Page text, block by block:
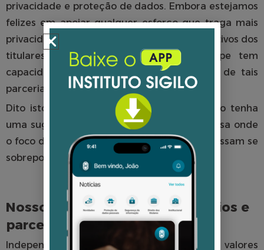
privacidade e proteção de dados. Embora estejamos
felizes em apoiar qualquer esforço que traga mais
privacidade e proteção de dados aos dispositivos dos
titulares de dados, nossa pequena equipe tem
capacidade muito limitada para participar de tais
parcerias.
Dito isto, não hesite em contactar-nos, caso tenha
uma sugestão de parceria específica e precisa onde
o foco do seu trabalho e o nosso trabalho possam se
sobrepor.
Nossos princípios para patrocínios e
parcerias
Independência e neutralidade são valores